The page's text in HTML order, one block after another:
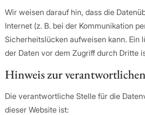
Wir weisen darauf hin, dass die
Internet (z. B. bei der Kommunikation
Sicherheitslücken aufweisen kann. Ein
der Daten vor dem Zugriff durch Dritte
Hinweis zur
Die verantwortliche Stelle für die
dieser Website ist: